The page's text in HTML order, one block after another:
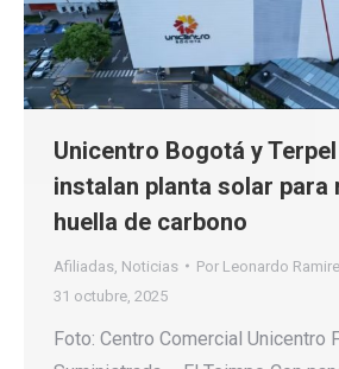
Unicentro Bogotá y
instalan planta solar para
huella de carbono
Afiliadas Noticias Por Leonardo
31 octubre, 2025
Foto: Centro Comercial Unicentro